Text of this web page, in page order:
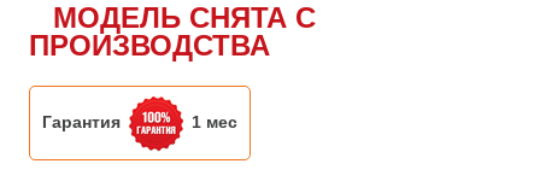
МОДЕЛЬ СНЯТА С
ПРОИЗВОДСТВА
Гарантия 1 мес